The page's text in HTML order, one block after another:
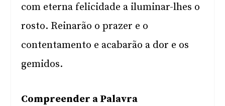
com eterna felicidade a iluminar-lhes o
rosto. Reinarão o prazer e o
contentamento e acabarão a dor e os
gemidos.
Compreender a Palavra